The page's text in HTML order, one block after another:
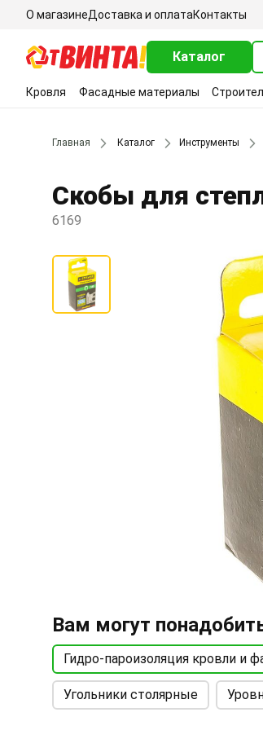
О магазинеДоставка и оплатаКонтакты
Каталог
Кровля Фасадные материалы
Главная Каталог Инструменты
Скобы для
6169
Вам могут
Гидро-пароизоляция кровли и
Угольники столярные